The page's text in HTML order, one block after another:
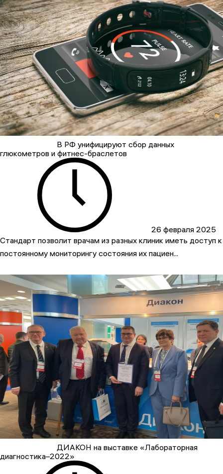
В РФ унифицируют сбор данных
глюкометров и фитнес-браслетов
26 февраля 2025
Стандарт позволит врачам из разных клиник иметь доступ к
постоянному мониторингу состояния их пациен...
ДИАКОН на выставке «Лабораторная
диагностика–2022»